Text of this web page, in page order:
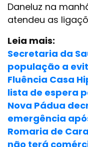
Daneluz na
atendeu as
Leia mais:
Secretaria da
população a
Fluência Casa
lista de espera
Nova Pádua
emergência
Romaria de
não terá